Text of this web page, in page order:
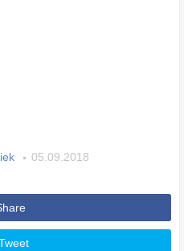
05.09.2018